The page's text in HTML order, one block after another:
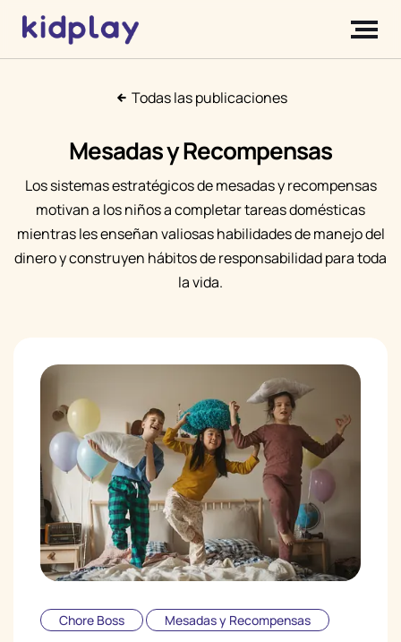
Todas las publicaciones
Mesadas y Recompensas
Los sistemas estratégicos de mesadas y recompensas
motivan a los niños a completar tareas domésticas
mientras les enseñan valiosas habilidades de manejo del
dinero y construyen hábitos de responsabilidad para toda
la vida.
Chore Boss Mesadas y Recompensas